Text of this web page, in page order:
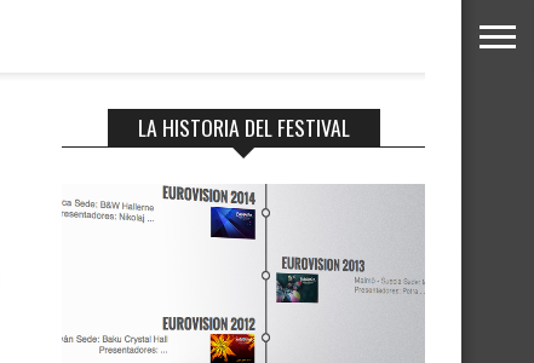
LA HISTORIA DEL FESTIVAL